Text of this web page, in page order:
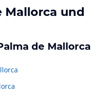
Mallorca und
de Mallorca